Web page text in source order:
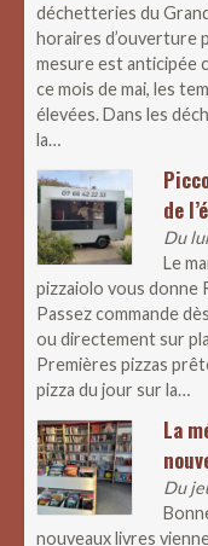
déchetteries du
horaires d’ouverture
mesure est anticipée
ce mois de mai, les
élevées. Dans les
la…
de
Du
Le
pizzaiolo vous donne
Passez commande
ou directement sur
Premières pizzas
pizza du jour sur la…
La
Du
nouveaux livres